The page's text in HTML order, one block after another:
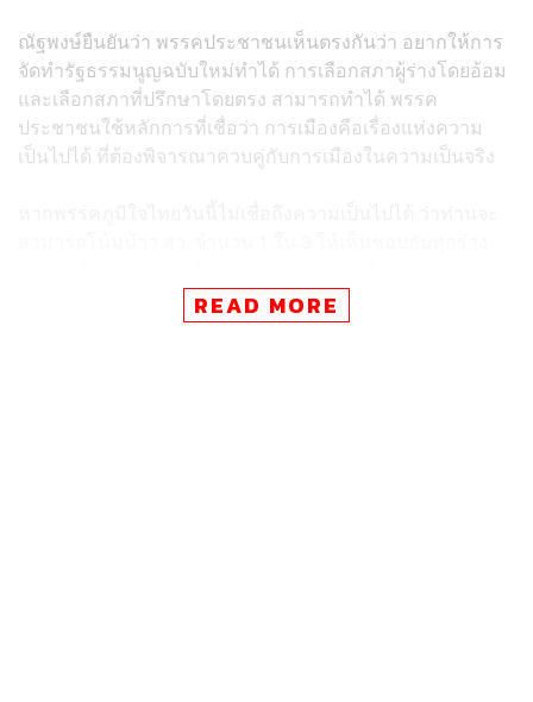
ณัฐพงษ์ยืนยันว่า พรรคประชาชนเห็นตรงกันว่า อยากให้การ
จัดทำรัฐธรรมนูญฉบับใหม่ทำได้ การเลือกสภาผู้ร่างโดยอ้อม
และเลือกสภาที่ปรึกษาโดยตรง สามารถทำได้ พรรค
ประชาชนใช้หลักการที่เชื่อว่า การเมืองคือเรื่องแห่งความ
เป็นไปได้ ที่ต้องพิจารณาควบคู่กับการเมืองในความเป็นจริง
ประชาชนไม่เชื่อว่า เราทุกคนมีเจตนารมณ์เดียวกันในการ
เดินหน้าทำรัฐธรรมนูญฉบับใหม่ ก็คงไม่เกิดข้อตกลง MOA
READ MORE